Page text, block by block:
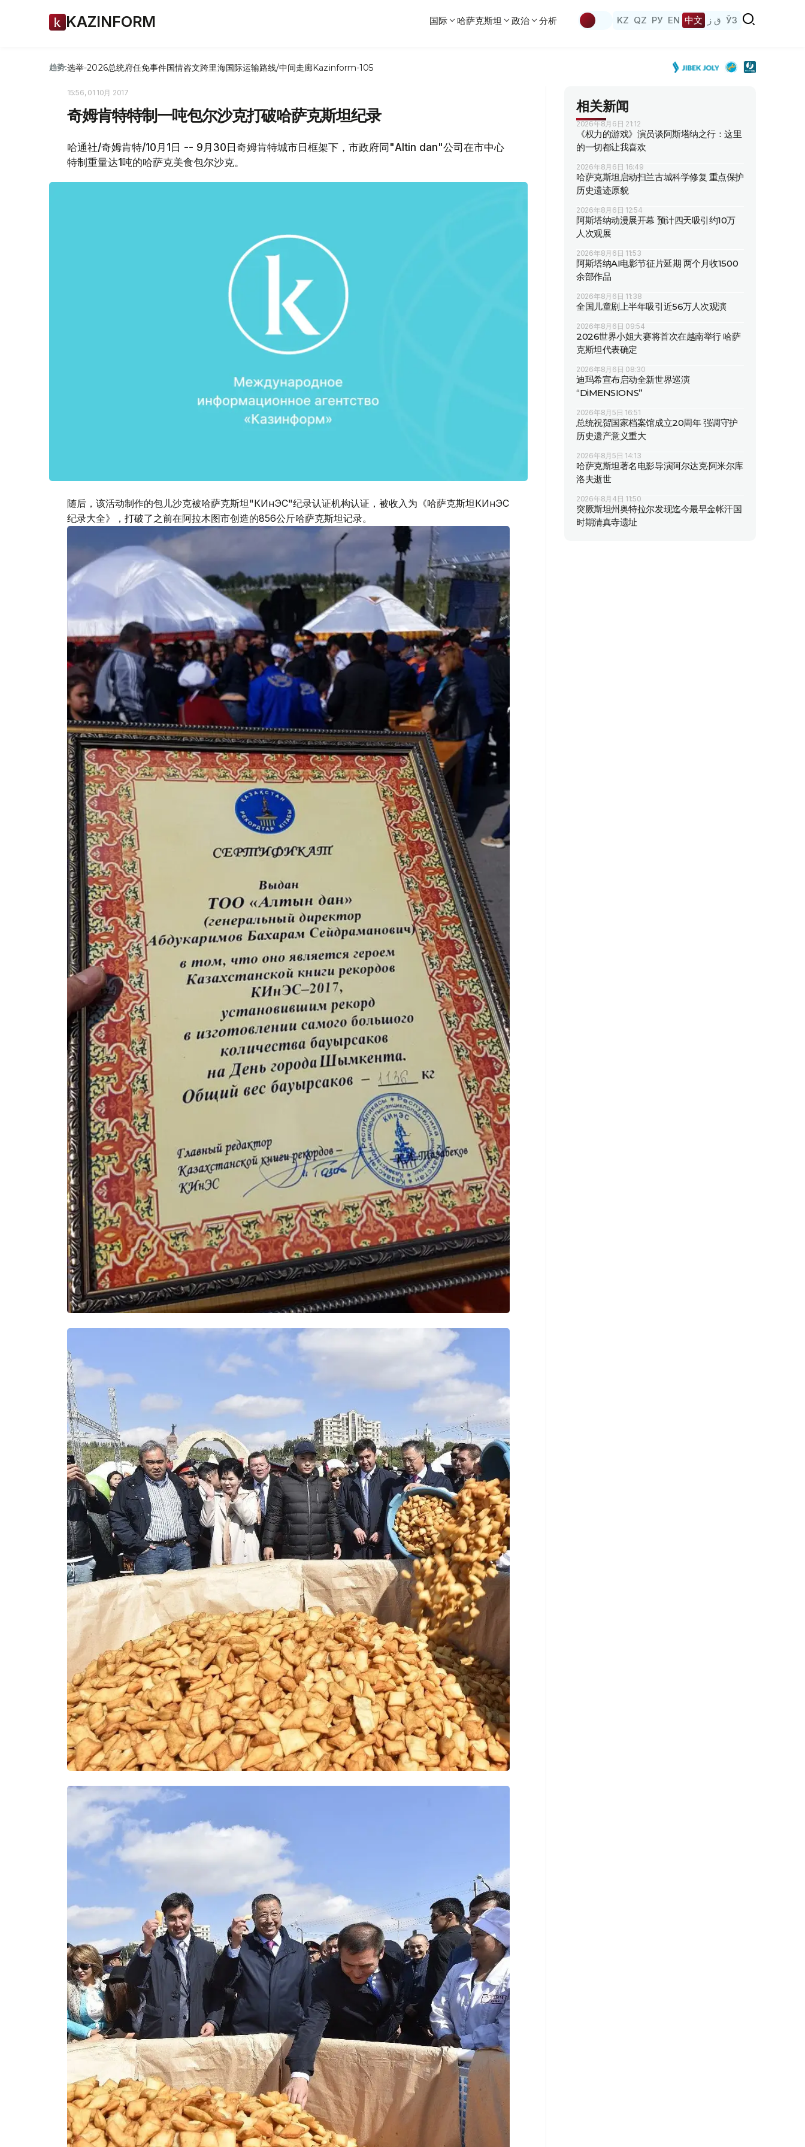
KAZINFORM 国际 哈萨克斯坦 政治 分析 KZ QZ РУ EN 中文 ق ز ЎЗ
趋势:选举-2026总统府任免事件国情咨文跨里海国际运输路线/中间走廊Kazinform-105
15:56, 01 10月 2017
奇姆肯特特制一吨包尔沙克打破哈萨克斯坦纪录
哈通社/奇姆肯特/10月1日 -- 9月30日奇姆肯特城市日框架下，市政府同"Altin dan"公司在市中心
特制重量达1吨的哈萨克美食包尔沙克。
随后，该活动制作的包儿沙克被哈萨克斯坦"КИнЭС"纪录认证机构认证，被收入为《哈萨克斯坦КИнЭС
纪录大全》，打破了之前在阿拉木图市创造的856公斤哈萨克斯坦记录。
相关新闻
2026年8月6日 21:12
《权力的游戏》演员谈阿斯塔纳之行：这里
的一切都让我喜欢
2026年8月6日 16:49
哈萨克斯坦启动扫兰古城科学修复 重点保护
历史遗迹原貌
2026年8月6日 12:54
阿斯塔纳动漫展开幕 预计四天吸引约10万
人次观展
2026年8月6日 11:53
阿斯塔纳AI电影节征片延期 两个月收1500
余部作品
2026年8月6日 11:38
全国儿童剧上半年吸引近56万人次观演
2026年8月6日 09:54
2026世界小姐大赛将首次在越南举行 哈萨
克斯坦代表确定
2026年8月6日 08:30
迪玛希宣布启动全新世界巡演
“DiMENSIONS”
2026年8月5日 16:51
总统祝贺国家档案馆成立20周年 强调守护
历史遗产意义重大
2026年8月5日 14:13
哈萨克斯坦著名电影导演阿尔达克·阿米尔库
洛夫逝世
2026年8月4日 11:50
突厥斯坦州奥特拉尔发现迄今最早金帐汗国
时期清真寺遗址